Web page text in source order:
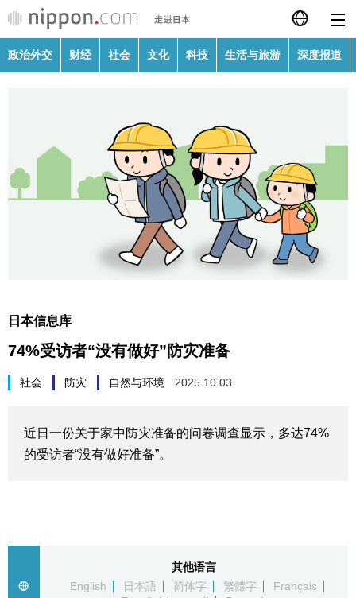
日本語
Français
Español
العربية
政治外交
财经
生活与旅游
深度报道
政治外交 财经 社会 文化 科技 生活与旅游 深度报道
日本信息库
74%受访者“没有做好”防灾准备
社会 防灾 自然与环境 2025.10.03
近日一份关于家中防灾准备的问卷调查显示，多达74%
的受访者“没有做好准备”。
其他语言
English
日本語 简体字 繁體字
Français